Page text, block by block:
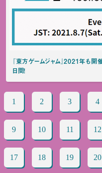
『東方ゲームジャム』2021年も
日間！
1 2 3 4
9 10 11 12
17 18 19 20